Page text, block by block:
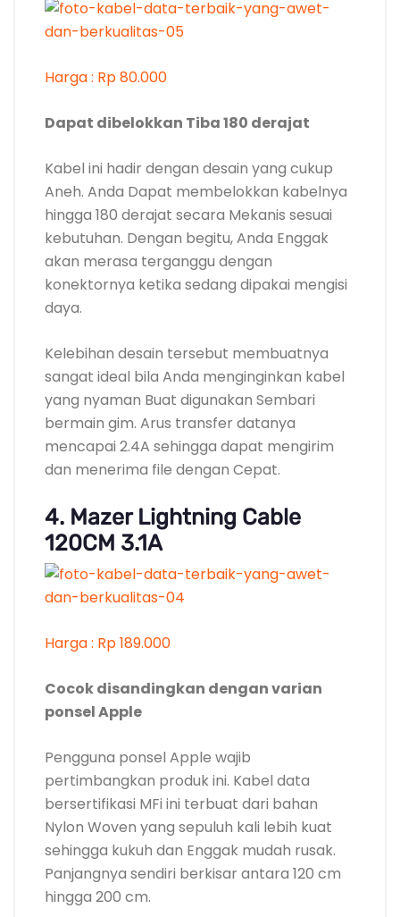
Harga : Rp 80.000
Dapat dibelokkan Tiba 180 derajat
Kabel ini hadir dengan desain yang cukup
Aneh. Anda Dapat membelokkan kabelnya
hingga 180 derajat secara Mekanis sesuai
kebutuhan. Dengan begitu, Anda Enggak
akan merasa terganggu dengan
konektornya ketika sedang dipakai mengisi
daya.
Kelebihan desain tersebut membuatnya
sangat ideal bila Anda menginginkan kabel
yang nyaman Buat digunakan Sembari
bermain gim. Arus transfer datanya
mencapai 2.4A sehingga dapat mengirim
dan menerima file dengan Cepat.
4. Mazer Lightning Cable
120CM 3.1A
Harga : Rp 189.000
Cocok disandingkan dengan varian
ponsel Apple
Pengguna ponsel Apple wajib
pertimbangkan produk ini. Kabel data
bersertifikasi MFi ini terbuat dari bahan
Nylon Woven yang sepuluh kali lebih kuat
sehingga kukuh dan Enggak mudah rusak.
Panjangnya sendiri berkisar antara 120 cm
hingga 200 cm.